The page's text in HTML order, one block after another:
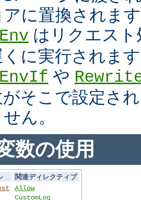
アに置換されま
はリクエス
くに実行されま
や
がそこで設定さ
ん。
数の使用
関連ディレクティブ
Allow
CustomLog